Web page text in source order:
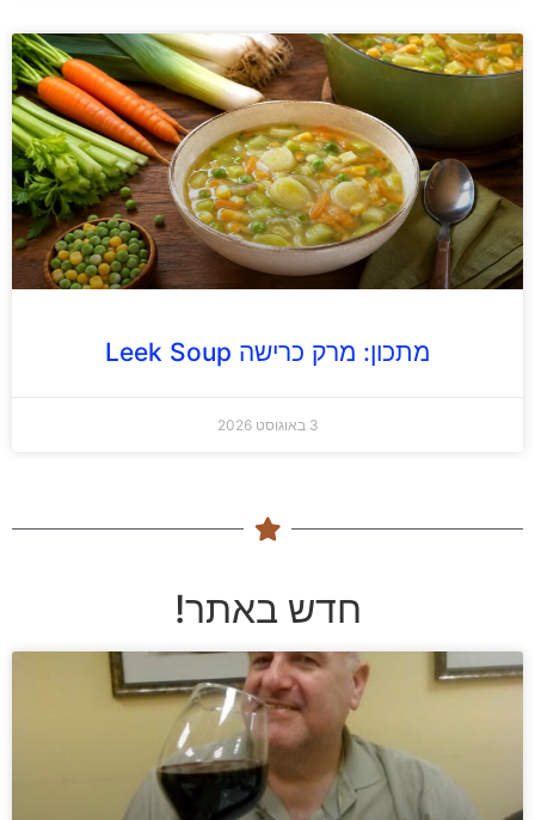
מתכון: מרק כרישה Leek Soup
3 באוגוסט 2026
חדש באתר!